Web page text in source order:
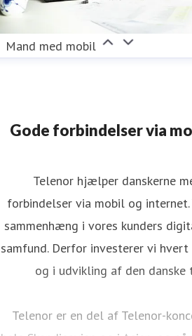
Mand med mobil
Gode forbindelser via
Telenor hjælper danskerne
forbindelser via mobil og internet.
sammenhæng i vores kunders
samfund. Derfor investerer vi
og i udvikling af den
Telenor er en del af Telenor-